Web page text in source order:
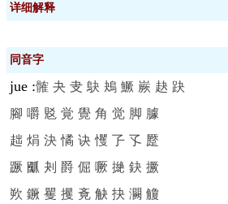
详细解释
同音字
jue :髉 夬 叏 鴃 鴂 鱖 嶡 赽 趹
腳 嚼 覐 覚 覺 角 觉 脚 臄
趉 焆 決 憰 诀 戄 孒 孓 蹷
蹶 爴 刔 爵 倔 噘 撧 鈌 撅
欮 鐝 矍 攫 斍 觖 抉 灍 觼